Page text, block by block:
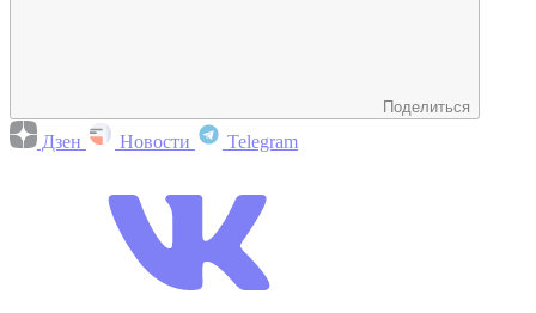
Поделиться
Дзен Новости Telegram